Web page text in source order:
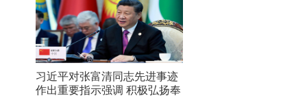
习近平对张富清同志先进事迹
作出重要指示强调 积极弘扬奉